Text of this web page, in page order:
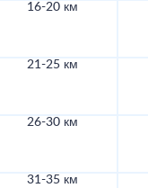
16-20 км
21-25 км
26-30 км
31-35 км